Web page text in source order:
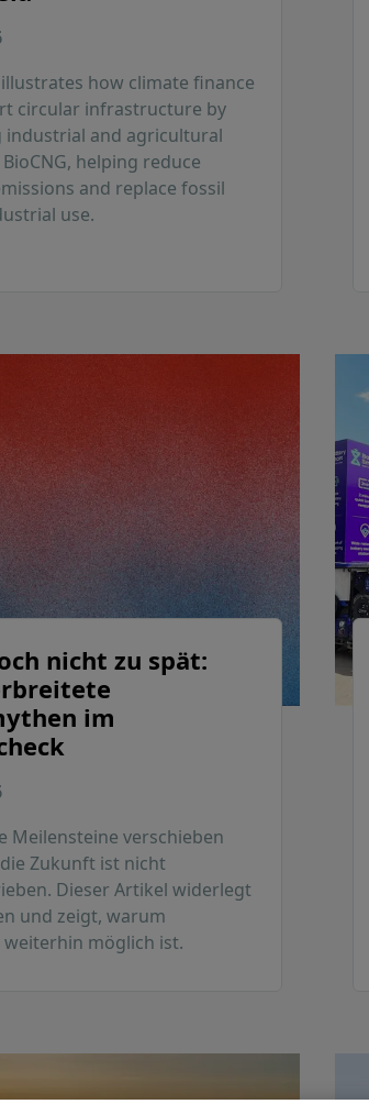
how climate finance
circular infrastructure by
industrial and agricultural
helping reduce
and replace fossil
use.
nicht zu spät:
im
Meilensteine verschieben
Zukunft ist nicht
Dieser Artikel widerlegt
und zeigt, warum
möglich ist.